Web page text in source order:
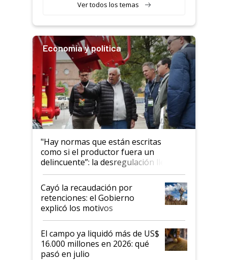
Ver todos los temas
Economía y política
"Hay normas que están escritas
como si el productor fuera un
delincuente”: la desregulación llegó
al Congreso Aapresid y hasta se
habló del financiamiento al IPCVA
Cayó la recaudación por
retenciones: el Gobierno
explicó los motivos
El campo ya liquidó más de US$
16.000 millones en 2026: qué
pasó en julio